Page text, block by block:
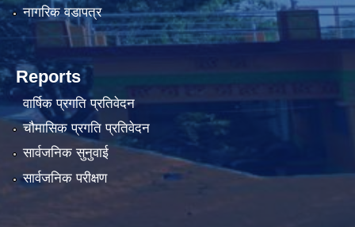
नागरिक वडापत्र
Reports
वार्षिक प्रगति प्रतिवेदन
चौमासिक प्रगति प्रतिवेदन
सार्वजनिक सुनुवाई
सार्वजनिक परीक्षण